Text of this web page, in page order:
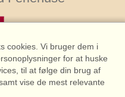
cookies. Vi bruger dem i
for at huske
til at følge din brug af
vise de mest relevante